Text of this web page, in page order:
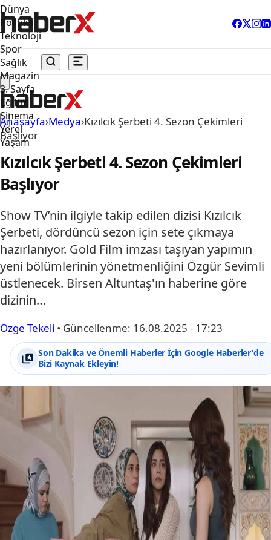
Dünya
Politika
Teknoloji
Spor
Sağlık
Magazin
3. Sayfa
Eğitim
Sinema
Yerel
Yaşam
Anasayfa›Medya›Kızılcık Şerbeti 4. Sezon Çekimleri
Başlıyor
Kızılcık Şerbeti 4. Sezon Çekimleri
Başlıyor
Show TV’nin ilgiyle takip edilen dizisi Kızılcık
Şerbeti, dördüncü sezon için sete çıkmaya
hazırlanıyor. Gold Film imzası taşıyan yapımın
yeni bölümlerinin yönetmenliğini Özgür Sevimli
üstlenecek. Birsen Altuntaş'ın haberine göre
dizinin…
Özge Tekeli • Güncellenme: 16.08.2025 - 17:23
Son Dakika ve Önemli Haberler İçin Google Haberler'de
Bizi Kaynak Ekleyin!